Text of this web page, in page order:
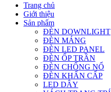
Trang chủ
Giới thiệu
Sản phẩm
ĐÈN DOWNLIGHT
ĐÈN MÁNG
ĐÈN LED PANEL
ĐÈN ỐP TRẦN
ĐÈN CHỐNG NỔ
ĐÈN KHẨN CẤP
LED DÂY